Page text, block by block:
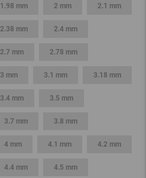
1.98 mm 2 mm 2.1 mm
2.38 mm 2.4 mm
2.7 mm 2.78 mm
3 mm 3.1 mm 3.18 mm
3.4 mm 3.5 mm
3.7 mm 3.8 mm
4 mm 4.1 mm 4.2 mm
4.4 mm 4.5 mm